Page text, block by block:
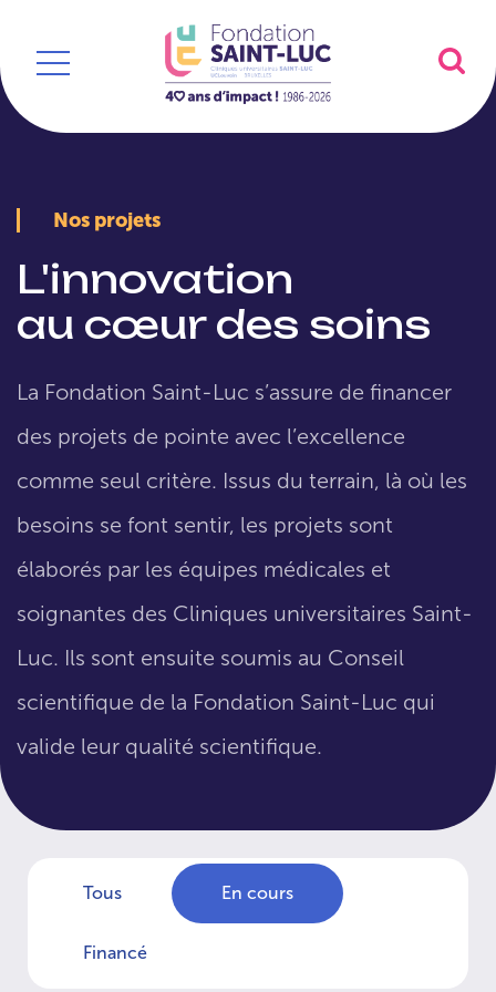
Nos projets
L'innovation
au cœur des soins
La Fondation Saint-Luc s’assure de financer
des projets de pointe avec l’excellence
comme seul critère. Issus du terrain, là où les
besoins se font sentir, les projets sont
élaborés par les équipes médicales et
soignantes des Cliniques universitaires Saint-
Luc. Ils sont ensuite soumis au Conseil
scientifique de la Fondation Saint-Luc qui
valide leur qualité scientifique.
Tous En cours
Financé